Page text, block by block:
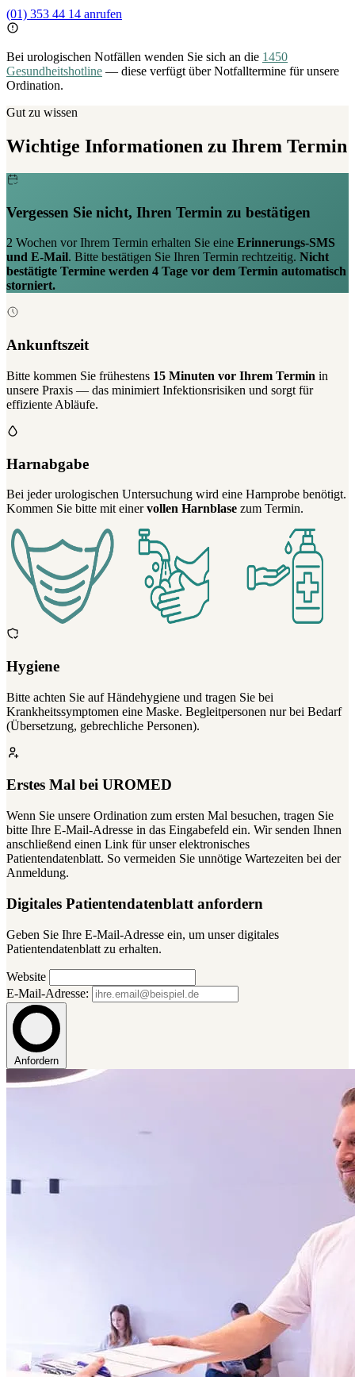
(01) 353 44 14 anrufen
Bei urologischen Notfällen wenden Sie sich an die 1450
Gesundheitshotline — diese verfügt über Notfalltermine für unsere
Ordination.
Gut zu wissen
Wichtige Informationen zu Ihrem Termin
Vergessen Sie nicht, Ihren Termin zu bestätigen
2 Wochen vor Ihrem Termin erhalten Sie eine Erinnerungs-SMS
und E-Mail. Bitte bestätigen Sie Ihren Termin rechtzeitig. Nicht
bestätigte Termine werden 4 Tage vor dem Termin automatisch
storniert.
Ankunftszeit
Bitte kommen Sie frühestens 15 Minuten vor Ihrem Termin in
unsere Praxis — das minimiert Infektionsrisiken und sorgt für
effiziente Abläufe.
Harnabgabe
Bei jeder urologischen Untersuchung wird eine Harnprobe benötigt.
Kommen Sie bitte mit einervollen Harnblase zum Termin.
Hygiene
Bitte achten Sie auf Händehygiene und tragen Sie bei
Krankheitssymptomen eine Maske. Begleitpersonen nur bei Bedarf
(Übersetzung, gebrechliche Personen).
Erstes Mal bei UROMED
Wenn Sie unsere Ordination zum ersten Mal besuchen, tragen Sie
bitte Ihre E-Mail-Adresse in das Eingabefeld ein. Wir senden Ihnen
anschließend einen Link für unser elektronisches
Patientendatenblatt. So vermeiden Sie unnötige Wartezeiten bei der
Anmeldung.
Digitales Patientendatenblatt anfordern
Geben Sie Ihre E-Mail-Adresse ein, um unser digitales
Patientendatenblatt zu erhalten.
Website
E-Mail-Adresse:
Anfordern